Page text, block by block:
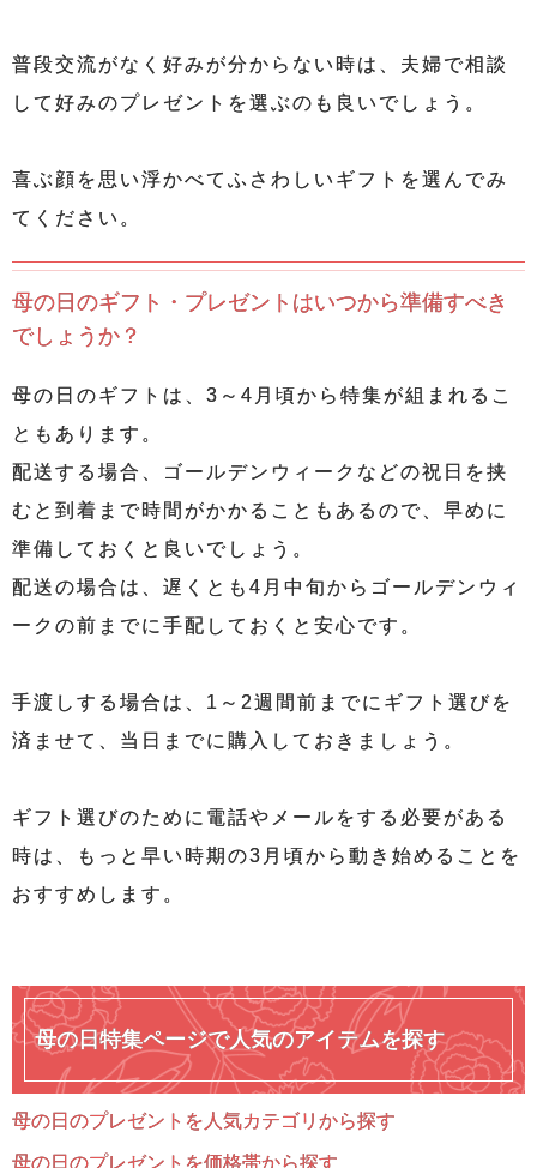
普段交流がなく好みが分からない時は、夫婦で相談
して好みのプレゼントを選ぶのも良いでしょう。
喜ぶ顔を思い浮かべてふさわしいギフトを選んでみ
てください。
母の日のギフト・プレゼントはいつから準備すべき
でしょうか？
母の日のギフトは、3～4月頃から特集が組まれるこ
ともあります。
配送する場合、ゴールデンウィークなどの祝日を挟
むと到着まで時間がかかることもあるので、早めに
準備しておくと良いでしょう。
配送の場合は、遅くとも4月中旬からゴールデンウィ
ークの前までに手配しておくと安心です。
手渡しする場合は、1～2週間前までにギフト選びを
済ませて、当日までに購入しておきましょう。
ギフト選びのために電話やメールをする必要がある
時は、もっと早い時期の3月頃から動き始めることを
おすすめします。
母の日特集ページで人気のアイテムを探す
母の日のプレゼントを人気カテゴリから探す
母の日のプレゼントを価格帯から探す